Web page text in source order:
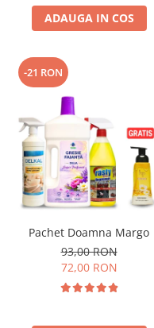
ADAUGA IN COS
-21 RON
Pachet Doamna Margo
93,00 RON
72,00 RON